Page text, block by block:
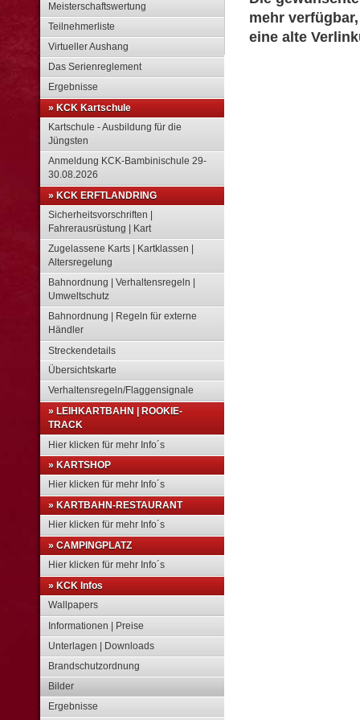
Meisterschaftswertung
Teilnehmerliste
Virtueller Aushang
Das Serienreglement
Ergebnisse
» KCK Kartschule
Kartschule - Ausbildung für die
Jüngsten
Anmeldung KCK-Bambinischule 29-
30.08.2026
» KCK ERFTLANDRING
Sicherheitsvorschriften |
Fahrerausrüstung | Kart
Zugelassene Karts | Kartklassen |
Altersregelung
Bahnordnung | Verhaltensregeln |
Umweltschutz
Bahnordnung | Regeln für externe
Händler
Streckendetails
Übersichtskarte
Verhaltensregeln/Flaggensignale
» LEIHKARTBAHN | ROOKIE-
TRACK
Hier klicken für mehr Info´s
» KARTSHOP
Hier klicken für mehr Info´s
» KARTBAHN-RESTAURANT
Hier klicken für mehr Info´s
» CAMPINGPLATZ
Hier klicken für mehr Info´s
» KCK Infos
Wallpapers
Informationen | Preise
Unterlagen | Downloads
Brandschutzordnung
Bilder
Ergebnisse
mehr
eine alte